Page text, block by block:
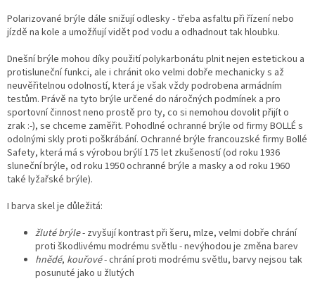
Polarizované brýle dále snižují odlesky - třeba asfaltu při řízení nebo
jízdě na kole a umožňují vidět pod vodu a odhadnout tak hloubku.
Dnešní brýle mohou díky použití polykarbonátu plnit nejen estetickou a
protisluneční funkci, ale i chránit oko velmi dobře mechanicky s až
neuvěřitelnou odolností, která je však vždy podrobena armádním
testům. Právě na tyto brýle určené do náročných podmínek a pro
sportovní činnost neno prostě pro ty, co si nemohou dovolit přijít o
zrak :-), se chceme zaměřit. Pohodlné ochranné brýle od firmy BOLLÉ s
odolnými skly proti poškrábání. Ochranné brýle francouzské firmy Bollé
Safety, která má s výrobou brýlí 175 let zkušeností (od roku 1936
sluneční brýle, od roku 1950 ochranné brýle a masky a od roku 1960
také lyžařské brýle).
I barva skel je důležitá:
žluté brýle- zvyšují kontrast při šeru, mlze, velmi dobře chrání
proti škodlivému modrému světlu - nevýhodou je změna barev
hnědé, kouřové- chrání proti modrému světlu, barvy nejsou tak
posunuté jako u žlutých